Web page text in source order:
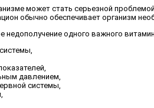
может стать серьезной
обычно обеспечивает организм
недополучение одного важного
давлением,
системы,